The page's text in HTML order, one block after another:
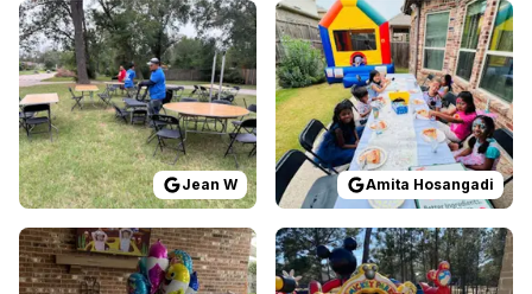
Reviewed onGoogleReviewsbyJean W:My tables and
Jean W
Reviewed onGoogleReviews
Amita Hosangadi
Reviewed onGoogleReviewsbyRima IVTC:I highly
Reviewed onGoogleReviews